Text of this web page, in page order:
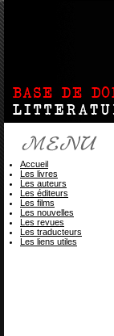
Accueil
Les livres
Les auteurs
Les éditeurs
Les films
Les nouvelles
Les revues
Les traducteurs
Les liens utiles